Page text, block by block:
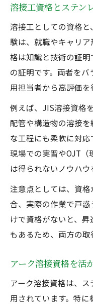
溶接工資格とステン
溶接工としての資格
験は、就職やキャリ
格は知識と技術の証
の証明です。両者を
用担当者から高評価を
例えば、JIS溶接資格
配管や構造物の溶接
な工程にも柔軟に対応
現場での実習やOJT（
は得られないノウハウ
注意点としては、資
合、実際の作業で戸
けで資格がないと、
もあるため、両方の取
アーク溶接資格を活
アーク溶接資格は、
用されています。特